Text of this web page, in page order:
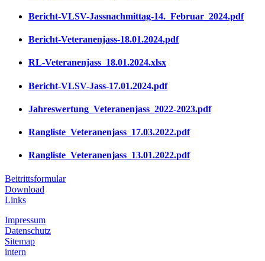
Bericht-VLSV-Jassnachmittag-14._Februar_2024.pdf
Bericht-Veteranenjass-18.01.2024.pdf
RL-Veteranenjass_18.01.2024.xlsx
Bericht-VLSV-Jass-17.01.2024.pdf
Jahreswertung_Veteranenjass_2022-2023.pdf
Rangliste_Veteranenjass_17.03.2022.pdf
Rangliste_Veteranenjass_13.01.2022.pdf
Beitrittsformular
Download
Links
Impressum
Datenschutz
Sitemap
intern